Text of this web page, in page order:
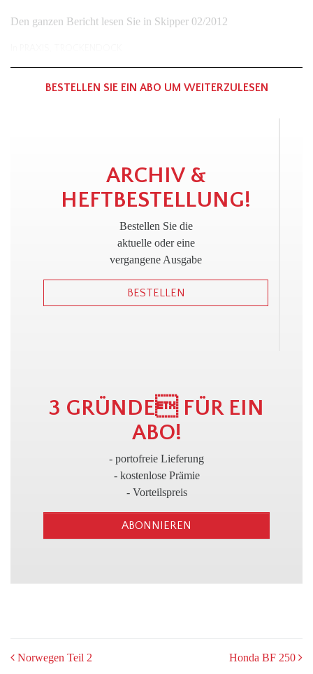
Den ganzen Bericht lesen Sie in Skipper 02/2012
BESTELLEN SIE EIN ABO UM WEITERZULESEN
!
ARCHIV &
HEFTBESTELLUNG!
Bestellen Sie die
aktuelle oder eine
vergangene Ausgabe
BESTELLEN
3
3 GRÜNDE FÜR EIN
ABO!
- portofreie Lieferung
- kostenlose Prämie
- Vorteilspreis
ABONNIEREN
POST
Norwegen Teil 2 Honda BF 250